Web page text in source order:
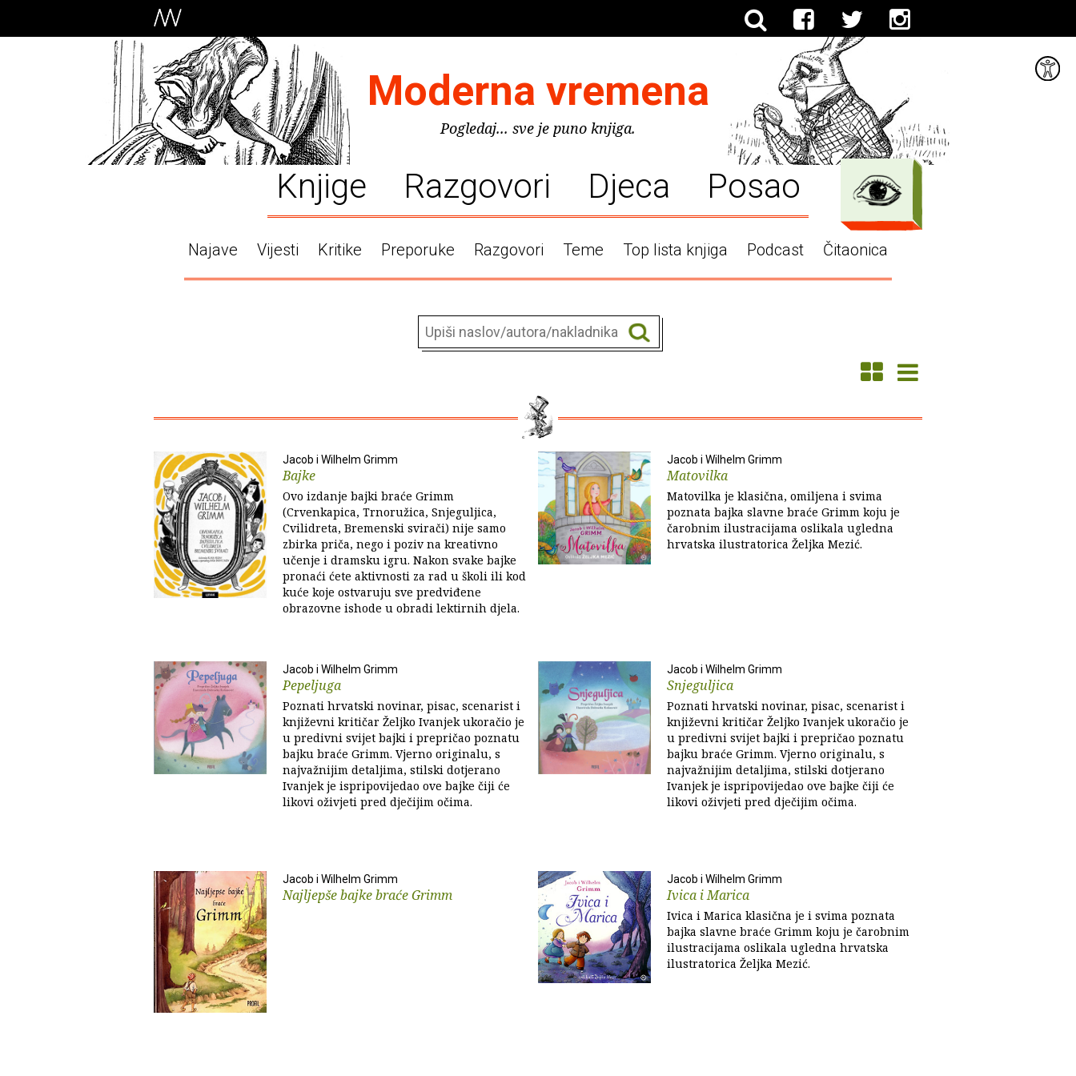
Moderna vremena
Pogledaj... sve je puno knjiga.
Knjige Razgovori Djeca Posao
Najave Vijesti Kritike Preporuke Razgovori Teme Top lista knjiga Podcast Čitaonica
Jacob i Wilhelm Grimm
Bajke
Ovo izdanje bajki braće Grimm
(Crvenkapica, Trnoružica, Snjeguljica,
Cvilidreta, Bremenski svirači) nije samo
zbirka priča, nego i poziv na kreativno
učenje i dramsku igru. Nakon svake bajke
pronaći ćete aktivnosti za rad u školi ili kod
kuće koje ostvaruju sve predviđene
obrazovne ishode u obradi lektirnih djela.
Jacob i Wilhelm Grimm
Matovilka
Matovilka je klasična, omiljena i svima
poznata bajka slavne braće Grimm koju je
čarobnim ilustracijama oslikala ugledna
hrvatska ilustratorica Željka Mezić.
Jacob i Wilhelm Grimm
Pepeljuga
Poznati hrvatski novinar, pisac, scenarist i
književni kritičar Željko Ivanjek ukoračio je
u predivni svijet bajki i prepričao poznatu
bajku braće Grimm. Vjerno originalu, s
najvažnijim detaljima, stilski dotjerano
Ivanjek je ispripovijedao ove bajke čiji će
likovi oživjeti pred dječijim očima.
Jacob i Wilhelm Grimm
Snjeguljica
Poznati hrvatski novinar, pisac, scenarist i
književni kritičar Željko Ivanjek ukoračio je
u predivni svijet bajki i prepričao poznatu
bajku braće Grimm. Vjerno originalu, s
najvažnijim detaljima, stilski dotjerano
Ivanjek je ispripovijedao ove bajke čiji će
likovi oživjeti pred dječijim očima.
Jacob i Wilhelm Grimm
Najljepše bajke braće Grimm
Jacob i Wilhelm Grimm
Ivica i Marica
Ivica i Marica klasična je i svima poznata
bajka slavne braće Grimm koju je čarobnim
ilustracijama oslikala ugledna hrvatska
ilustratorica Željka Mezić.